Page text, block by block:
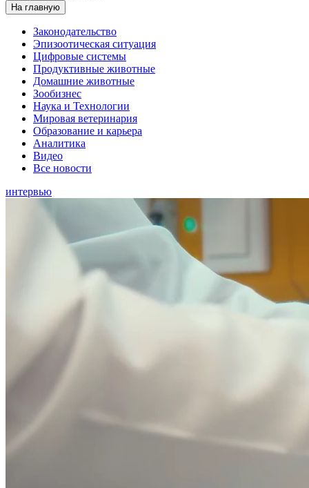
На главную
Законодательство
Эпизоотическая ситуация
Цифровые системы
Продуктивные животные
Домашние животные
Зообизнес
Наука и Технологии
Мировая ветеринария
Образование и карьера
Аналитика
Видео
Все новости
интервью